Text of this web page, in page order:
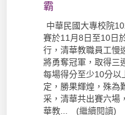
霸
中華民國大專校院
賽於11月8日至10日
行，清華教職員工慢
將勇奪冠軍，取得三
每場得分至少10分以
定，勝果輝煌，殊為
采，清華共出賽六場
華教... (繼續閱讀)